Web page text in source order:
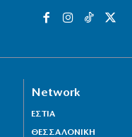
Network
ΕΣΤΙΑ
ΘΕΣΣΑΛΟΝΙΚΗ